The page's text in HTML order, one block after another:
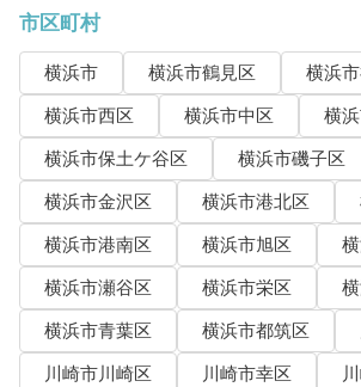
市区町村
横浜市 横浜市鶴見区
横浜
横浜市西区
横浜市中区
横
横浜市保土ケ谷区
横浜市磯子区
横浜市金沢区
横浜市港北区
横浜市港南区
横浜市旭区
横浜市瀬谷区
横浜市栄区
横浜市青葉区
横浜市都筑区
川崎市川崎区
川崎市幸区